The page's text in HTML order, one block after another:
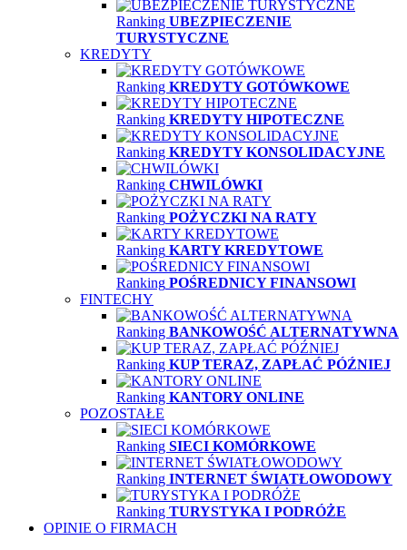
Ranking UBEZPIECZENIE
TURYSTYCZNE
KREDYTY
Ranking KREDYTY GOTÓWKOWE
Ranking KREDYTY HIPOTECZNE
Ranking KREDYTY KONSOLIDACYJNE
Ranking CHWILÓWKI
Ranking POŻYCZKI NA RATY
Ranking KARTY KREDYTOWE
Ranking POŚREDNICY FINANSOWI
FINTECHY
Ranking BANKOWOŚĆ ALTERNATYWNA
Ranking KUP TERAZ, ZAPŁAĆ PÓŹNIEJ
Ranking KANTORY ONLINE
POZOSTAŁE
Ranking SIECI KOMÓRKOWE
Ranking INTERNET ŚWIATŁOWODOWY
Ranking TURYSTYKA I PODRÓŻE
OPINIE O FIRMACH